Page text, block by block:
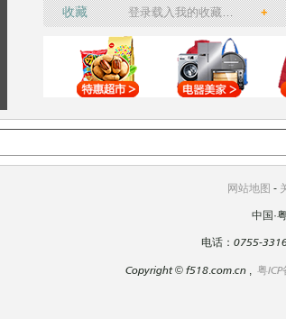
收藏 登录载入我的收藏… +
网站地图 -
中国·
电话：0755-
Copyright©f518.com.cn , 粤